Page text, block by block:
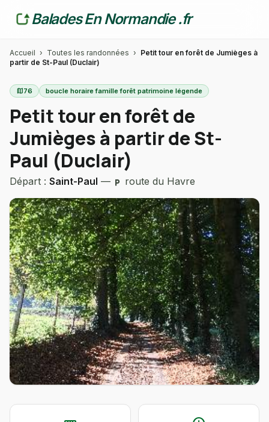
Balades En Normandie .fr
Accueil › Toutes les randonnées › Petit tour en forêt de Jumièges à
partir de St-Paul (Duclair)
map76 boucle horaire famille forêt patrimoine légende
Petit tour en forêt de
Jumièges à partir de St-
Paul (Duclair)
Départ : Saint-Paul — local_parking route du Havre